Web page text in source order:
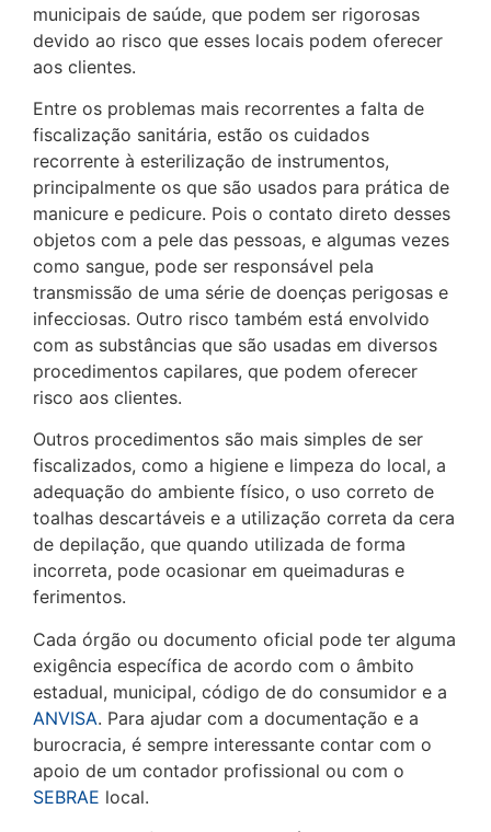
municipais de saúde, que podem ser rigorosas
devido ao risco que esses locais podem oferecer
aos clientes.
Entre os problemas mais recorrentes a falta de
fiscalização sanitária, estão os cuidados
recorrente à esterilização de instrumentos,
principalmente os que são usados para prática de
manicure e pedicure. Pois o contato direto desses
objetos com a pele das pessoas, e algumas vezes
como sangue, pode ser responsável pela
transmissão de uma série de doenças perigosas e
infecciosas. Outro risco também está envolvido
com as substâncias que são usadas em diversos
procedimentos capilares, que podem oferecer
risco aos clientes.
Outros procedimentos são mais simples de ser
fiscalizados, como a higiene e limpeza do local, a
adequação do ambiente físico, o uso correto de
toalhas descartáveis e a utilização correta da cera
de depilação, que quando utilizada de forma
incorreta, pode ocasionar em queimaduras e
ferimentos.
Cada órgão ou documento oficial pode ter alguma
exigência específica de acordo com o âmbito
estadual, municipal, código de do consumidor e a
ANVISA. Para ajudar com a documentação e a
burocracia, é sempre interessante contar com o
apoio de um contador profissional ou com o
SEBRAE local.